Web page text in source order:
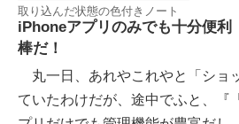
取り込んだ状態の色付きノート
iPhoneアプリのみでも十分便
棒だ！
丸一日、あれやこれやと「ショ
ていたわけだが、途中でふと、『